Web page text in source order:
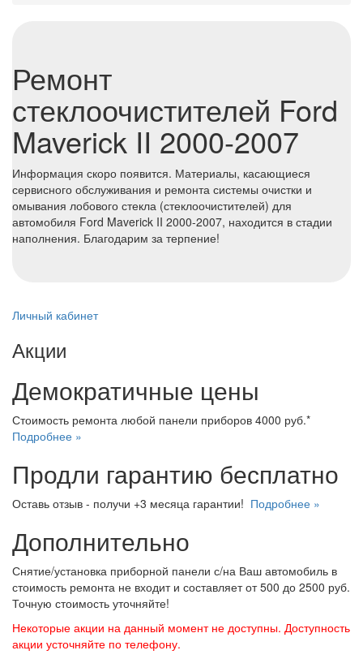
Ремонт
стеклоочистителей Ford
Maverick II 2000-2007
Информация скоро появится. Материалы, касающиеся
сервисного обслуживания и ремонта системы очистки и
омывания лобового стекла (стеклоочистителей) для
автомобиля Ford Maverick II 2000-2007, находится в стадии
наполнения. Благодарим за терпение!
Личный кабинет
Акции
Демократичные цены
Стоимость ремонта любой панели приборов 4000 руб.*
Подробнее »
Продли гарантию бесплатно
Оставь отзыв - получи +3 месяца гарантии! Подробнее »
Дополнительно
Снятие/установка приборной панели с/на Ваш автомобиль в
стоимость ремонта не входит и составляет от 500 до 2500 руб.
Точную стоимость уточняйте!
Некоторые акции на данный момент не доступны. Доступность
акции усточняйте по телефону.